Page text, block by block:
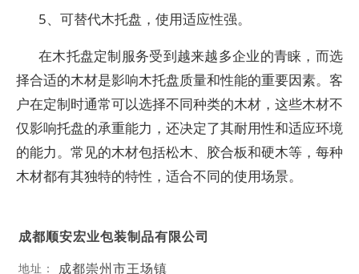
5、可替代木托盘，使用适应性强。
在木托盘定制服务受到越来越多企业的青睐，而选
择合适的木材是影响木托盘质量和性能的重要因素。客
户在定制时通常可以选择不同种类的木材，这些木材不
仅影响托盘的承重能力，还决定了其耐用性和适应环境
的能力。常见的木材包括松木、胶合板和硬木等，每种
木材都有其独特的特性，适合不同的使用场景。
成都顺安宏业包装制品有限公司
地址： 成都崇州市王场镇